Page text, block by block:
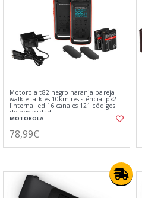
Motorola t82 negro naranja pareja
walkie talkies 10km resistencia ipx2
linterna led 16 canales 121 códigos
de privacidad
MOTOROLA
78,99€